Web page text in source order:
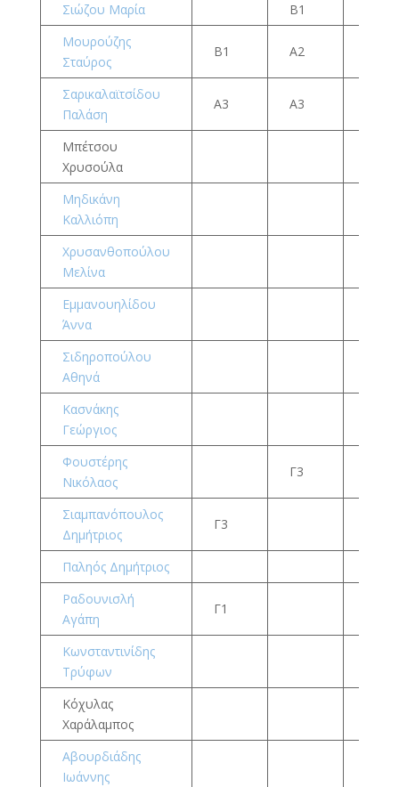
Σιώζου Μαρία Β1
Μουρούζης
Σταύρος
Β1 Α2
Σαρικαλαϊτσίδου
Παλάση
Α3 Α3
Μπέτσου
Χρυσούλα
Μηδικάνη
Καλλιόπη
Χρυσανθοπούλου
Μελίνα
Εμμανουηλίδου
Άννα
Σιδηροπούλου
Αθηνά
Κασνάκης
Γεώργιος
Φουστέρης
Νικόλαος
Γ3
Σιαμπανόπουλος
Δημήτριος
Γ3
Παληός Δημήτριος
Ραδουνισλή
Αγάπη
Γ1
Κωνσταντινίδης
Τρύφων
Κόχυλας
Χαράλαμπος
Αβουρδιάδης
Ιωάννης